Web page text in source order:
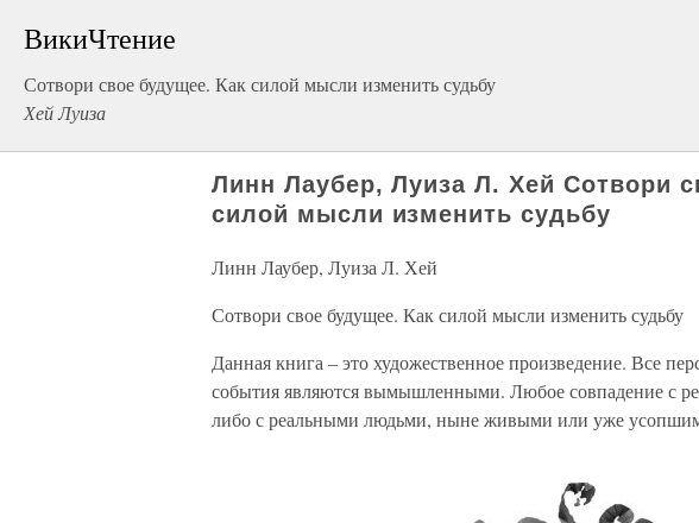
ВикиЧтение
Сотвори свое будущее. Как силой мысли изменить судьбу
Хей Луиза
Линн Лаубер, Луиза Л. Хей Сотвори
силой мысли изменить судьбу
Линн Лаубер, Луиза Л. Хей
Сотвори свое будущее. Как силой мысли изменить судьбу
Данная книга – это художественное произведение. Все
события являются вымышленными. Любое совпадение с
либо с реальными людьми, ныне живыми или уже